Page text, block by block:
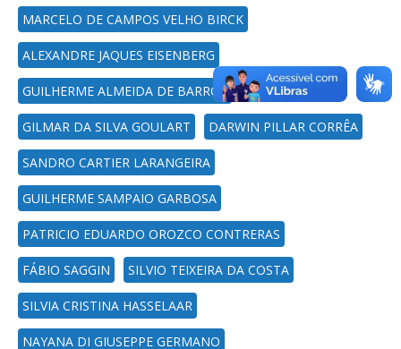
MARCELO DE CAMPOS VELHO BIRCK
ALEXANDRE JAQUES EISENBERG
GUILHERME ALMEIDA DE BARROS
GILMAR DA SILVA GOULART DARWIN PILLAR CORRÊA
SANDRO CARTIER LARANGEIRA
GUILHERME SAMPAIO GARBOSA
PATRICIO EDUARDO OROZCO CONTRERAS
FÁBIO SAGGIN SILVIO TEIXEIRA DA COSTA
SILVIA CRISTINA HASSELAAR
NAYANA DI GIUSEPPE GERMANO